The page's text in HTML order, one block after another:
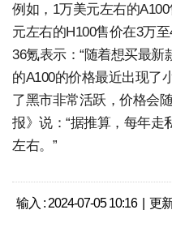
例如，1万美元左右的
元左右的H100售价在3万
36氪表示：“随着想买最新
的A100的价格最近出现了
了黑市非常活跃，价格会
报》说：“据推算，每年走
左右。”
输入 : 2024-07-05 10:16 | 更